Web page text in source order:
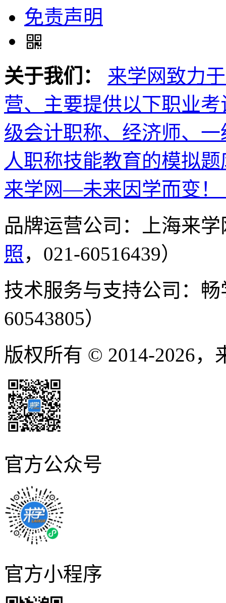
免责声明
关于我们：
来学网致力
营、主要提供以下职业
级会计职称、经济师、
人职称技能教育的模拟
来学网—未来因学而变！
品牌运营公司：上海来
照 ，021-60516439）
技术服务与支持公司：
60543805）
版权所有 © 2014-2026，
官方公众号
官方小程序